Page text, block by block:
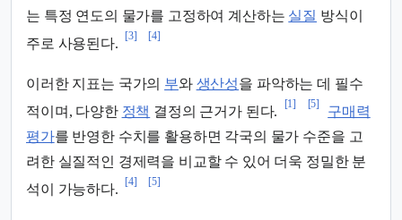
는 특정 연도의 물가를 고정하여 계산하는 실질 방식이
주로 사용된다.
[3] [4]
이러한 지표는 국가의 부와 생산성을 파악하는 데 필수
적이며, 다양한 정책 결정의 근거가 된다.
[1] [5]
구매력
평가를 반영한 수치를 활용하면 각국의 물가 수준을 고
려한 실질적인 경제력을 비교할 수 있어 더욱 정밀한 분
석이 가능하다.
[4] [5]